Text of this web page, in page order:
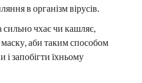
в організм вірусів.
чхає чи кашляє,
аби таким способом
і запобігти їхньому